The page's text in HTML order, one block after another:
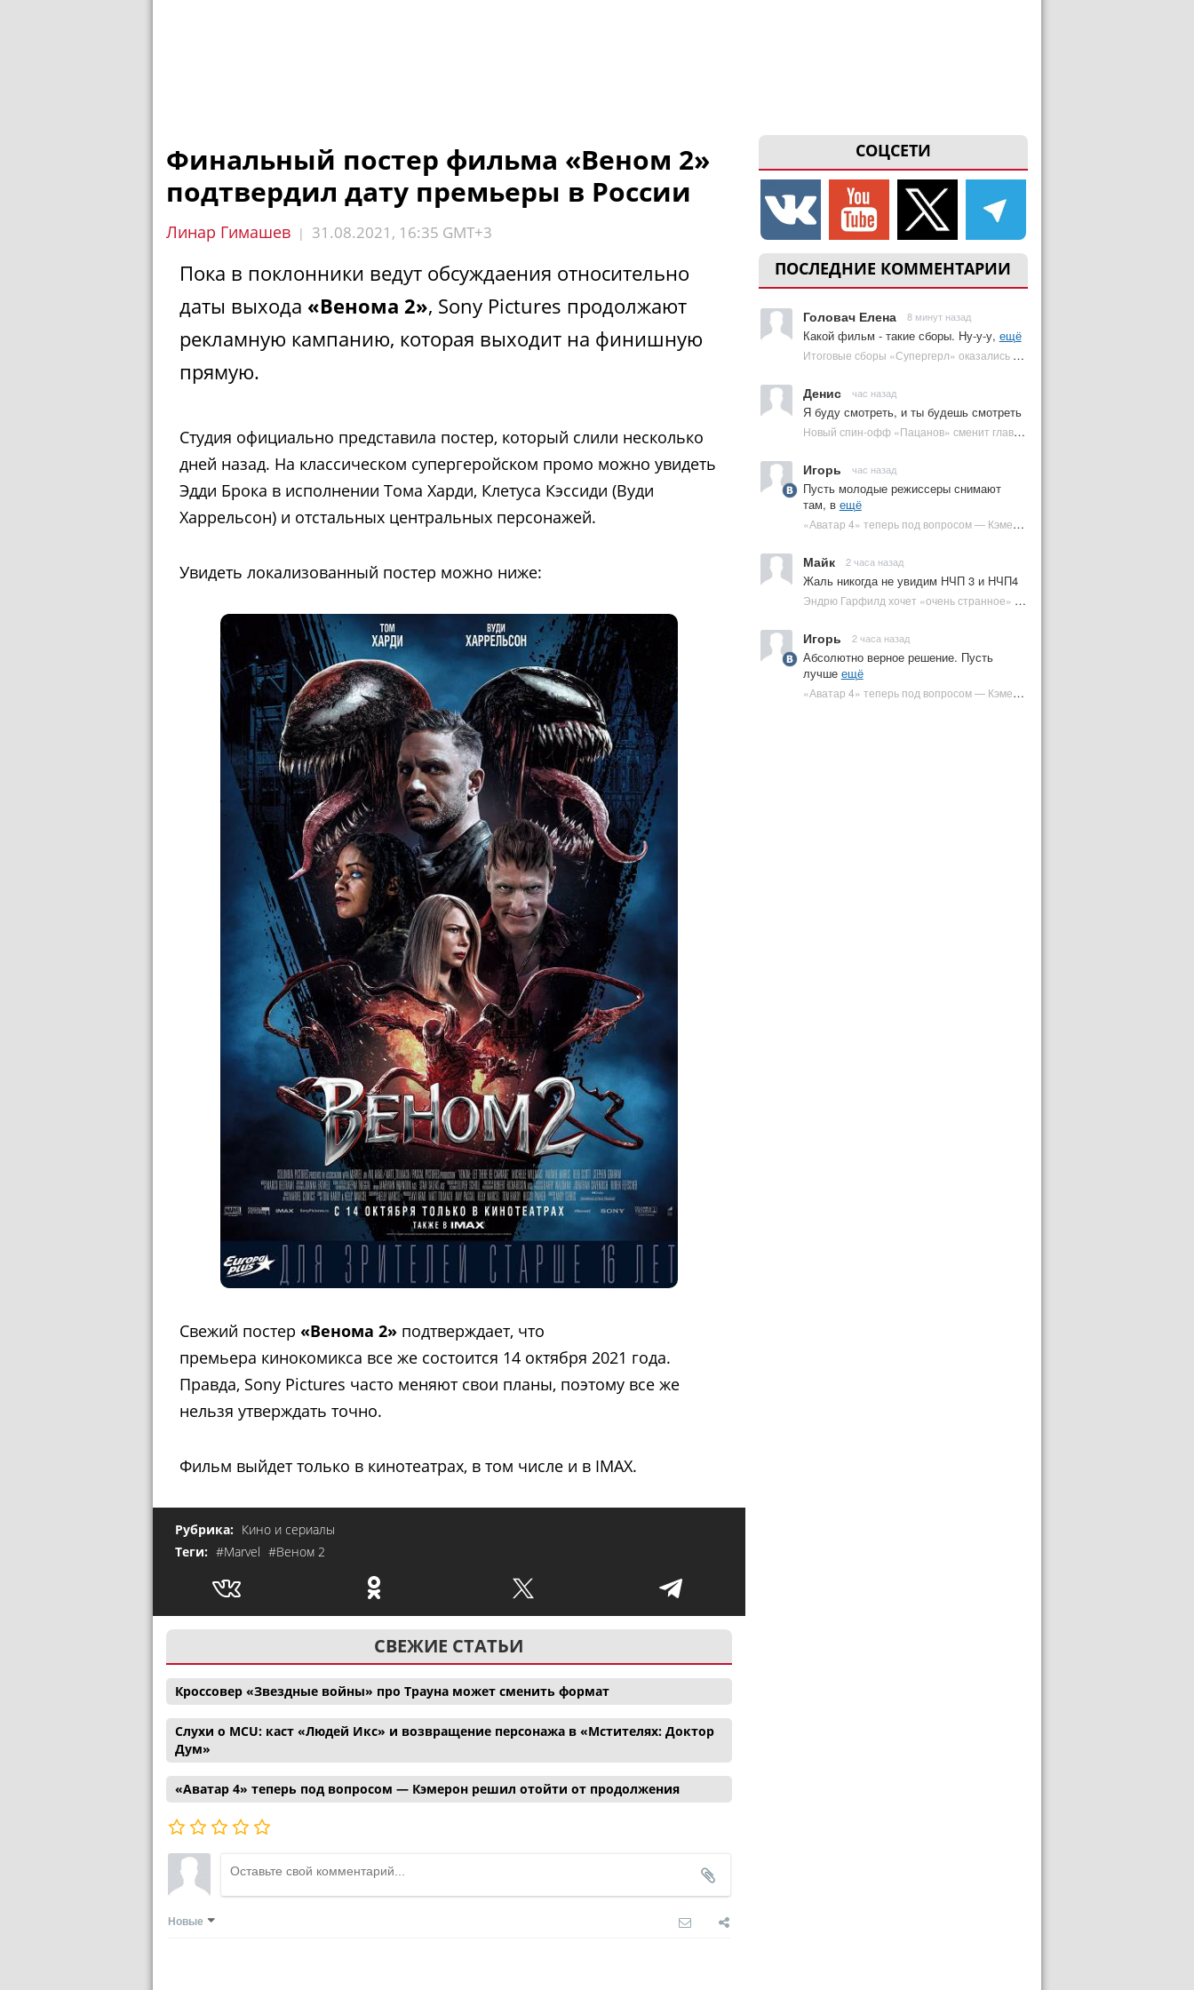
СОЦСЕТИ
ПОСЛЕДНИЕ КОММЕНТАРИИ
Головач Елена 8 минут назад
Какой фильм - такие сборы. Ну-у-у, ещё
Итоговые сборы «Супергерл» оказались худшими для DC за два десятилетия | Plugged In Ru
Денис час назад
Я буду смотреть, и ты будешь смотреть
Новый спин-офф «Пацанов» сменит главного героя | Plugged In Ru
Игорь час назад
Пусть молодые режиссеры снимают
там, в ещё
«Аватар 4» теперь под вопросом — Кэмерон решил отойти от продолжения | Plugged In Ru
Майк 2 часа назад
Жаль никогда не увидим НЧП 3 и НЧП4
Эндрю Гарфилд хочет «очень странное» возвращение Человека-паука в MCU | Plugged In Ru
Игорь 2 часа назад
Абсолютно верное решение. Пусть
лучше ещё
«Аватар 4» теперь под вопросом — Кэмерон решил отойти от продолжения | Plugged In Ru
Финальный постер фильма «Веном 2»
подтвердил дату премьеры в России
Линар Гимашев | 31.08.2021, 16:35 GMT+3
Пока в поклонники ведут обсуждаения относительно
даты выхода «Венома 2», Sony Pictures продолжают
рекламную кампанию, которая выходит на финишную
прямую.
Студия официально представила постер, который слили несколько
дней назад. На классическом супергеройском промо можно увидеть
Эдди Брока в исполнении Тома Харди, Клетуса Кэссиди (Вуди
Харрельсон) и отстальных центральных персонажей.
Увидеть локализованный постер можно ниже:
Свежий постер «Венома 2» подтверждает, что
премьера кинокомикса все же состоится 14 октября 2021 года.
Правда, Sony Pictures часто меняют свои планы, поэтому все же
нельзя утверждать точно.
Фильм выйдет только в кинотеатрах, в том числе и в IMAX.
Рубрика: Кино и сериалы
Теги: #Marvel #Веном 2
СВЕЖИЕ СТАТЬИ
Кроссовер «Звездные войны» про Трауна может сменить формат
Слухи о MCU: каст «Людей Икс» и возвращение персонажа в «Мстителях: Доктор
Дум»
«Аватар 4» теперь под вопросом — Кэмерон решил отойти от продолжения
Новые